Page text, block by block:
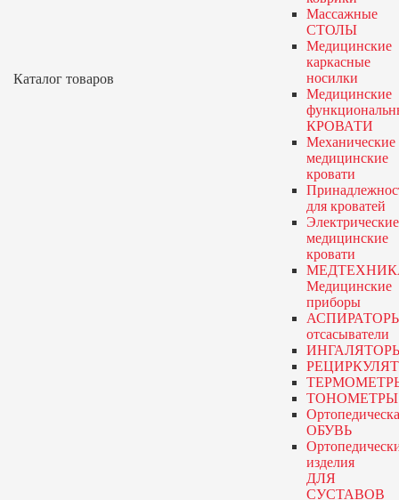
Каталог товаров
Массажные
СТОЛЫ
Медицинские
каркасные
носилки
Медицинские
КРОВАТИ
Механические
медицинские
кровати
для кроватей
Электрические
медицинские
кровати
Медицинские
приборы
отсасыватели
ТОНОМЕТРЫ
ОБУВЬ
изделия
ДЛЯ
СУСТАВОВ